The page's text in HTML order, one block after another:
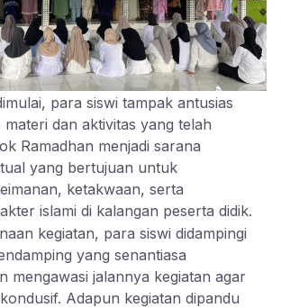
para siswi tampak antusias
materi dan aktivitas yang telah
Ramadhan menjadi sarana
yang bertujuan untuk
ketakwaan, serta
islami di kalangan peserta didik.
kegiatan, para siswi didampingi
yang senantiasa
mengawasi jalannya kegiatan agar
Adapun kegiatan dipandu